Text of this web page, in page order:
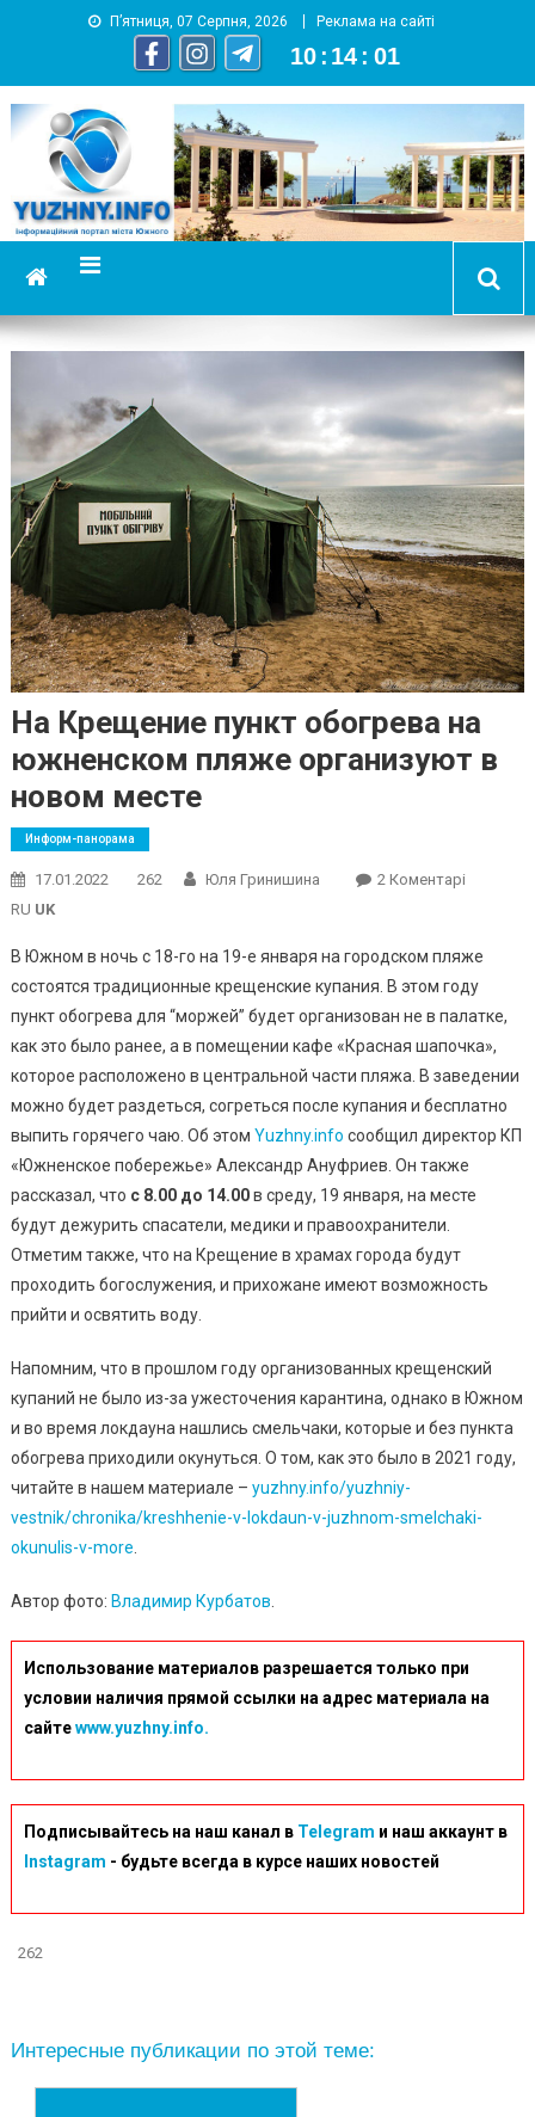
П’ятниця, 07 Серпня, 2026 Реклама на сайті
10 : 14 : 02
YUZHNY.INFO
информационный портал города Южный
На Крещение пункт обогрева на
южненском пляже организуют в
новом месте
Информ-панорама
17.01.2022 262 Юля Гринишина 2 КоментаріДо
Пункт
Обогрева
На
Пляже
RU UK
В Южном в ночь с 18-го на 19-е января на городском пляже
состоятся традиционные крещенские купания. В этом году
пункт обогрева для “моржей” будет организован не в палатке,
как это было ранее, а в помещении кафе «Красная шапочка»,
которое расположено в центральной части пляжа. В заведении
можно будет раздеться, согреться после купания и бесплатно
выпить горячего чаю. Об этом Yuzhny.info сообщил директор КП
«Южненское побережье» Александр Ануфриев. Он также
рассказал, что с 8.00 до 14.00в среду, 19 января, на месте
будут дежурить спасатели, медики и правоохранители.
Отметим также, что на Крещение в храмах города будут
проходить богослужения, и прихожане имеют возможность
прийти и освятить воду.
Напомним, что в прошлом году организованных крещенский
купаний не было из-за ужесточения карантина, однако в Южном
и во время локдауна нашлись смельчаки, которые и без пункта
обогрева приходили окунуться. О том, как это было в 2021 году,
читайте в нашем материале – yuzhny.info/yuzhniy-
vestnik/chronika/kreshhenie-v-lokdaun-v-juzhnom-smelchaki-
okunulis-v-more.
Автор фото: Владимир Курбатов.
Использование материалов разрешается только при
условии наличия прямой ссылки на адрес материала на
сайтеwww.yuzhny.info.
Подписывайтесь на наш канал в Telegram и наш аккаунт в
Instagram - будьте всегда в курсе наших новостей
262
Интересные публикации по этой теме: